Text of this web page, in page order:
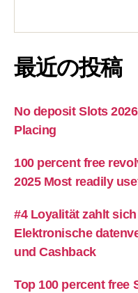
最近の投稿
No deposit Slots
Placing
100 percent free
2025 Most readily
#4 Loyalität zahlt
Elektronische
und Cashback
Top 100 percent free